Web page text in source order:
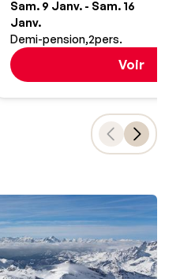
Sam. 9 Janv. - Sam. 16
Janv.
Demi-pension 2pers.
Voir